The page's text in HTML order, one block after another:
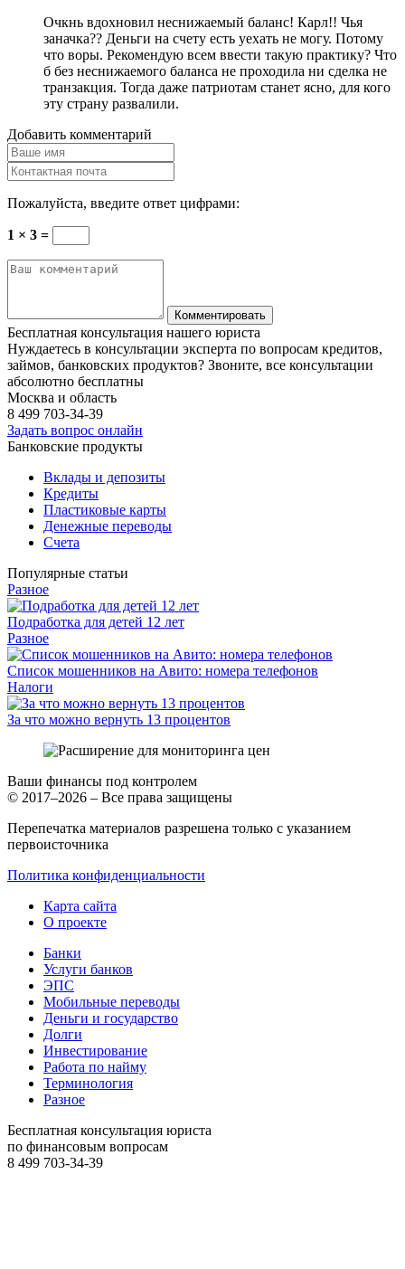
Очкнь вдохновил неснижаемый баланс! Карл!! Чья
заначка?? Деньги на счету есть уехать не могу. Потому
что воры. Рекомендую всем ввести такую практику? Что
б без неснижаемого баланса не проходила ни сделка не
транзакция. Тогда даже патриотам станет ясно, для кого
эту страну развалили.
Добавить комментарий
Пожалуйста, введите ответ цифрами:
1 × 3 =
Бесплатная консультация нашего юриста
Нуждаетесь в консультации эксперта по вопросам кредитов,
займов, банковских продуктов? Звоните, все консультации
абсолютно бесплатны
Москва и область
8 499 703-34-39
Задать вопрос онлайн
Банковские продукты
Вклады и депозиты
Кредиты
Пластиковые карты
Денежные переводы
Счета
Популярные статьи
Разное
Подработка для детей 12 лет
Разное
Список мошенников на Авито: номера телефонов
Налоги
За что можно вернуть 13 процентов
Ваши финансы под контролем
© 2017–2026 – Все права защищены
Перепечатка материалов разрешена только с указанием
первоисточника
Политика конфиденциальности
Карта сайта
О проекте
Банки
Услуги банков
ЭПС
Мобильные переводы
Деньги и государство
Долги
Инвестирование
Работа по найму
Терминология
Разное
Бесплатная консультация юриста
по финансовым вопросам
8 499 703-34-39